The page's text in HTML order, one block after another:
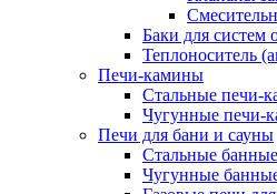
Баки для систем
Теплоноситель
Печи-камины
Стальные печи-
Чугунные печи-
Печи для бани и сауны
Стальные
Чугунные